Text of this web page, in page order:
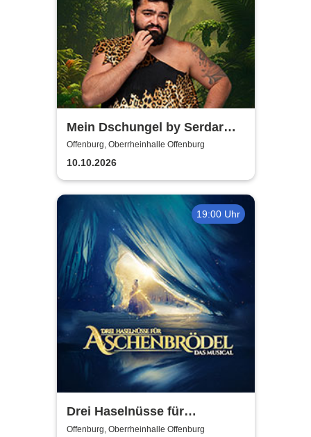
Mein Dschungel by Serdar
Karibik
Offenburg, Oberrheinhalle Offenburg
10.10.2026
19:00 Uhr
Drei Haselnüsse für
Aschenbrödel - Das Musical
Offenburg, Oberrheinhalle Offenburg